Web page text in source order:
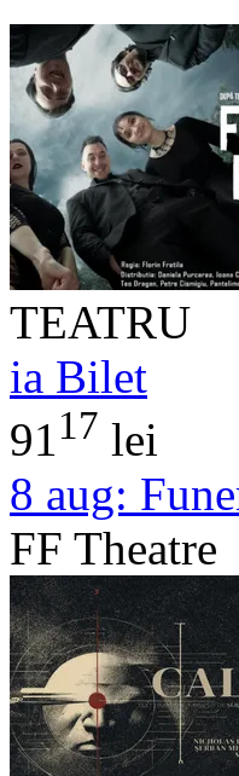
TEATRU
ia Bilet
9117 lei
8 aug:
FF Theatre